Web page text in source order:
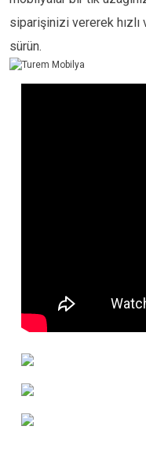
siparişinizi vererek
sürün.